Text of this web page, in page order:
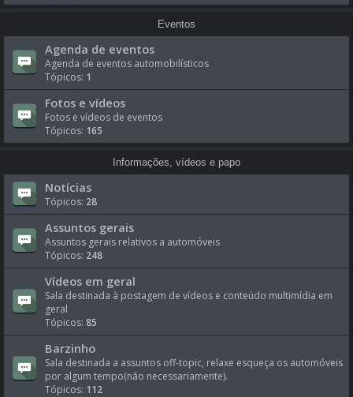
Eventos
Agenda de eventos
Agenda de eventos automobilísticos
Tópicos: 1
Fotos e vídeos
Fotos e vídeos de eventos
Tópicos: 165
Informações, vídeos e papo
Notícias
Tópicos: 28
Assuntos gerais
Assuntos gerais relativos a automóveis
Tópicos: 248
Vídeos em geral
Sala destinada à postagem de vídeos e conteúdo multimídia em
geral
Tópicos: 85
Barzinho
Sala destinada a assuntos off-topic, relaxe esqueça os automóveis
por algum tempo(não necessariamente).
Tópicos: 112